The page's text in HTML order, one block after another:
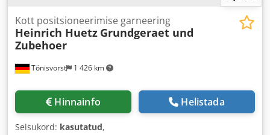
Tönisvorst 1 426 km
Kott positsioneerimise garneering
Heinrich Huetz Grundgeraet und
Zubehoer
Hinnainfo Helistada
Seisukord: kasutatud,